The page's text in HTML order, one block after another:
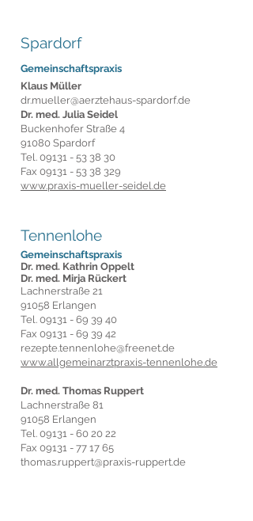
Spardorf
Gemeinschaftspraxis
Klaus Müller
dr.mueller@aerztehaus-spardorf.de
Dr. med. Julia Seidel
Buckenhofer Straße 4
91080 Spardorf
Tel. 09131 - 53 38 30
Fax 09131 - 53 38 329
www.praxis-mueller-seidel.de
Tennenlohe
Gemeinschaftspraxis
Dr. med. Kathrin Oppelt
Dr. med. Mirja Rückert
Lachnerstraße 21
91058 Erlangen
Tel. 09131 - 69 39 40
Fax 09131 - 69 39 42
rezepte.tennenlohe@freenet.de
www.allgemeinarztpraxis-tennenlohe.de
Dr. med. Thomas Ruppert
Lachnerstraße 81
91058 Erlangen
Tel. 09131 - 60 20 22
Fax 09131 - 77 17 65
thomas.ruppert@praxis-ruppert.de